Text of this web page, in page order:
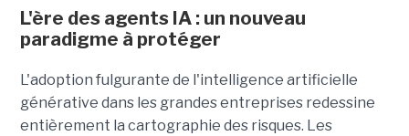
L'ère des agents IA : un nouveau
paradigme à protéger
L'adoption fulgurante de l'intelligence artificielle
générative dans les grandes entreprises redessine
entièrement la cartographie des risques. Les